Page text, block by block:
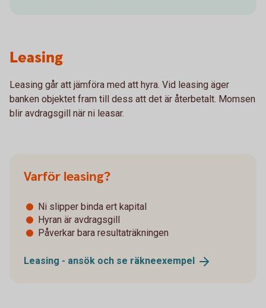
Leasing
Leasing går att jämföra med att hyra. Vid leasing äger
banken objektet fram till dess att det är återbetalt. Momsen
blir avdragsgill när ni leasar.
Varför leasing?
Ni slipper binda ert kapital
Hyran är avdragsgill
Påverkar bara resultaträkningen
Leasing - ansök och se räkneexempel